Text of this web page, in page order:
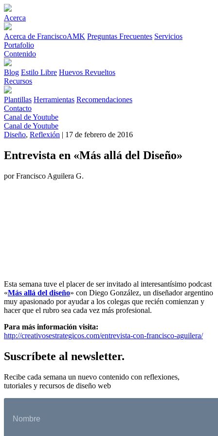
Acerca
Acerca de FranciscoAMK Preguntas Frecuentes Servicios
Portafolio
Contenido
Blog Estilo Libre Huevos Revueltos
Recursos
Plantillas Herramientas Recomendaciones
Contacto
Canal de Youtube
Canal de Youtube
Diseño, Reflexión | 17 de febrero de 2016
Entrevista en «Más allá del Diseño»
por Francisco Aguilera G.
Esta semana tuve el placer de ser invitado al interesantísimo podcast
«Más allá del diseño» con Diego González, un diseñador argentino
muy apasionado por ayudar a los colegas que recién comienzan y
hacer que el rubro sea cada vez más profesional.
Para más información visita:
http://creativosestrategicos.com/entrevista-con-francisco-aguilera/
Suscríbete al newsletter.
Recibe cada semana un nuevo contenido con reflexiones,
tutoriales y recursos de diseño web